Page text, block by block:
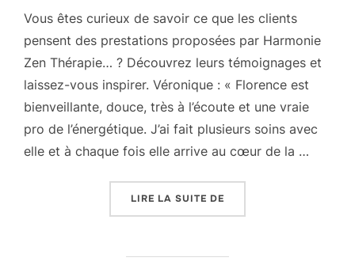
Vous êtes curieux de savoir ce que les clients
pensent des prestations proposées par Harmonie
Zen Thérapie… ? Découvrez leurs témoignages et
laissez-vous inspirer. Véronique : « Florence est
bienveillante, douce, très à l’écoute et une vraie
pro de l’énergétique. J’ai fait plusieurs soins avec
elle et à chaque fois elle arrive au cœur de la …
LIRE LA SUITE DE